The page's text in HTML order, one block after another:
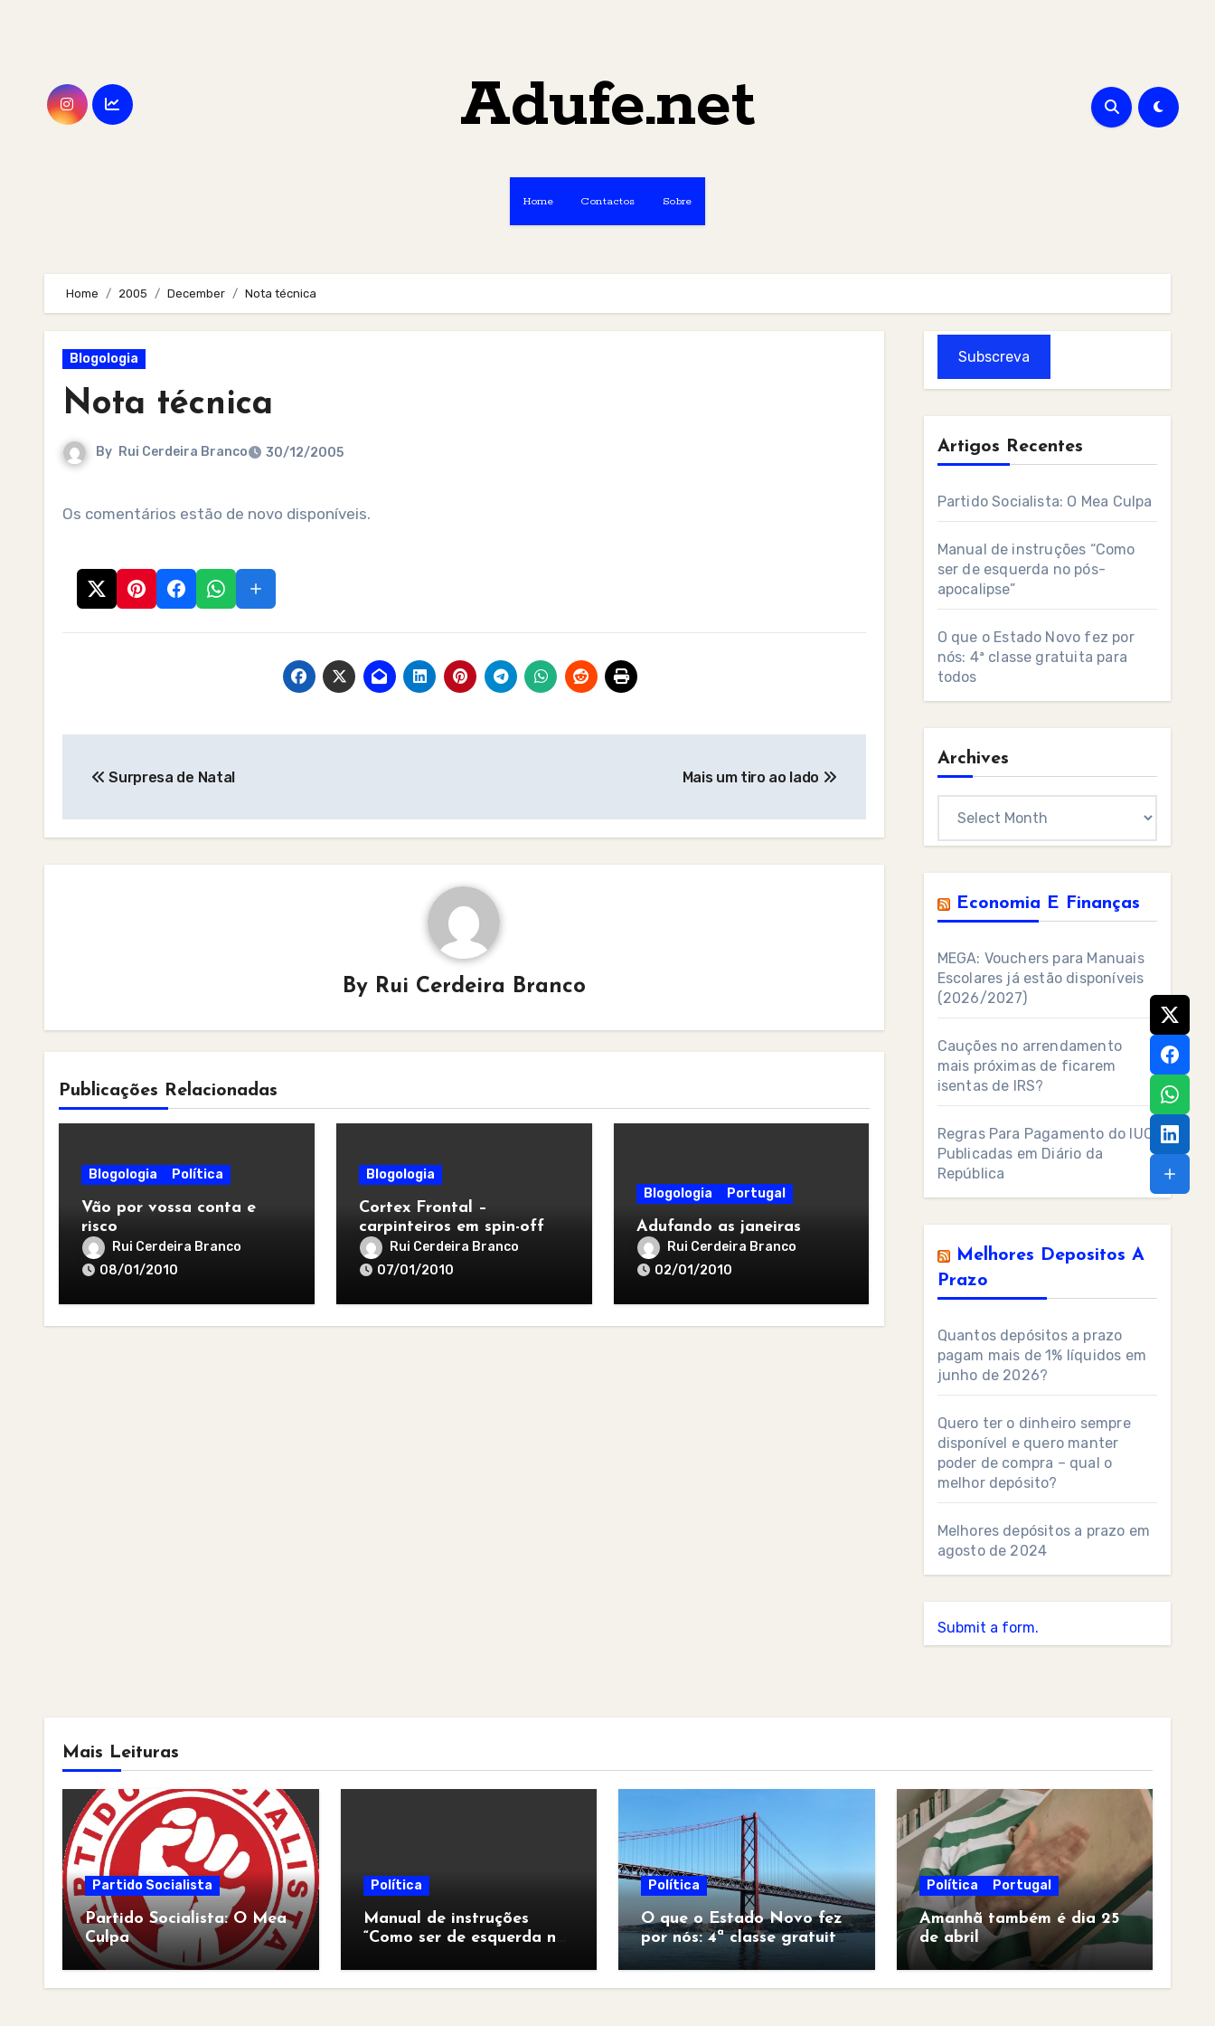
Adufe.net
Home Contactos Sobre
Home 2005 December Nota técnica
Blogologia
Nota técnica
By Rui Cerdeira Branco 30/12/2005
Os comentários estão de novo disponíveis.
navigation
Surpresa de Natal Mais um tiro ao lado
By Rui Cerdeira Branco
Publicações Relacionadas
Blogologia Política
Vão por vossa conta e
risco
Rui Cerdeira Branco
08/01/2010
Blogologia
Cortex Frontal –
carpinteiros em spin-off
Rui Cerdeira Branco
07/01/2010
Blogologia Portugal
Adufando as janeiras
Rui Cerdeira Branco
02/01/2010
Subscreva
Artigos Recentes
Partido Socialista: O Mea Culpa
Manual de instruções “Como
ser de esquerda no pós-
apocalipse”
O que o Estado Novo fez por
nós: 4ª classe gratuita para
todos
Archives
Economia E Finanças
MEGA: Vouchers para Manuais
Escolares já estão disponíveis
(2026/2027)
Cauções no arrendamento
mais próximas de ficarem
isentas de IRS?
Regras Para Pagamento do IUC
Publicadas em Diário da
República
Melhores Depositos A
Prazo
Quantos depósitos a prazo
pagam mais de 1% líquidos em
junho de 2026?
Quero ter o dinheiro sempre
disponível e quero manter
poder de compra – qual o
melhor depósito?
Melhores depósitos a prazo em
agosto de 2024
Submit a form.
Mais Leituras
Partido Socialista
Partido Socialista: O Mea
Culpa
Política
Manual de instruções
“Como ser de esquerda no
Política
O que o Estado Novo fez
por nós: 4ª classe gratuita
para todos
Política Portugal
Amanhã também é dia 25
de abril